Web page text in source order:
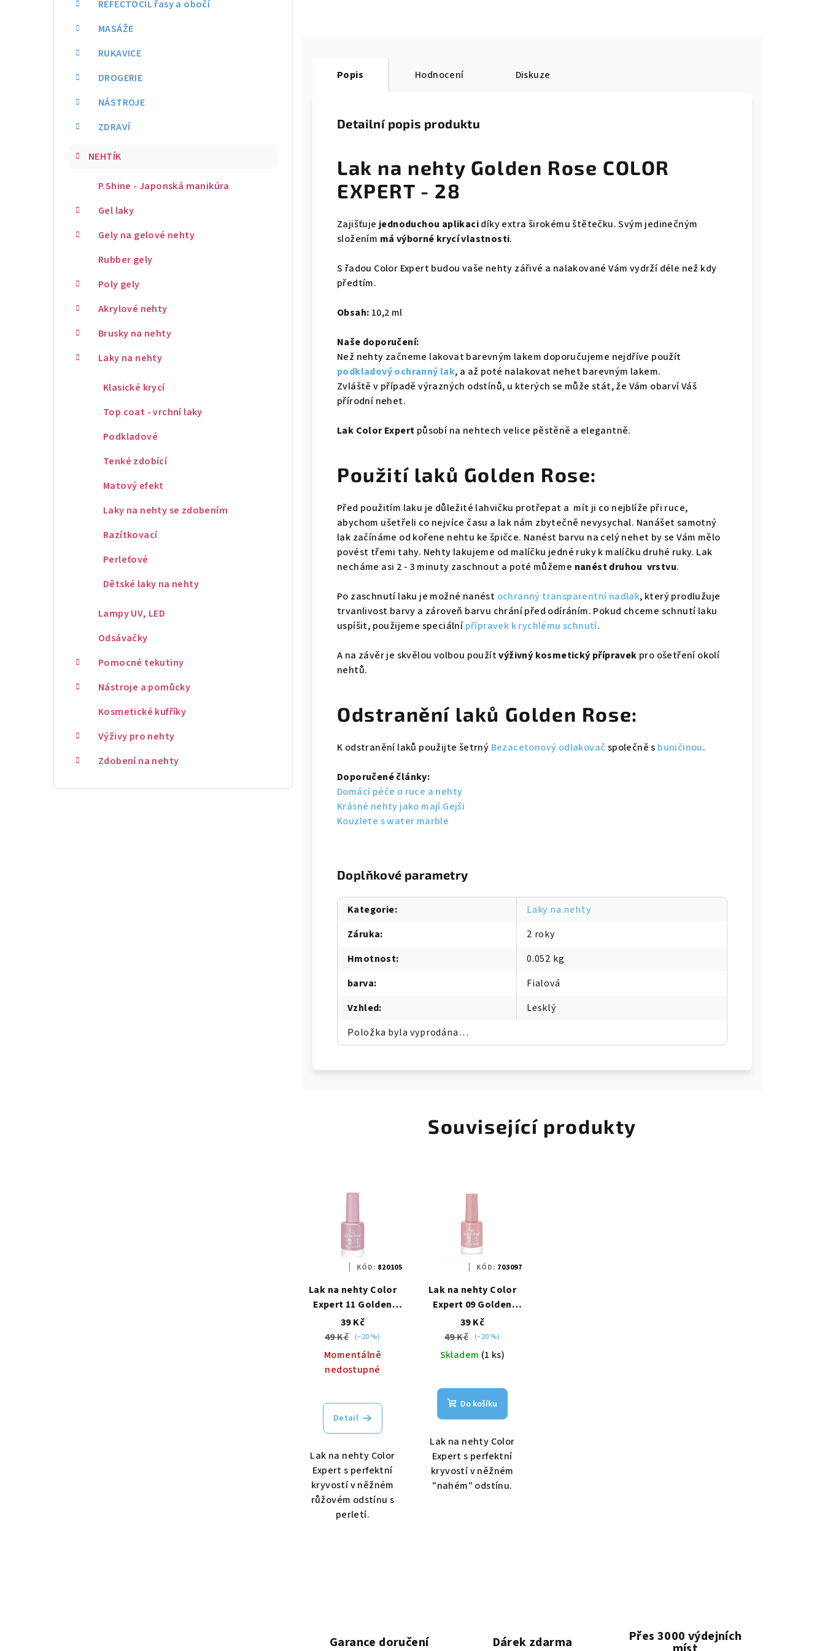
REFECTOCIL řasy a obočí
MASÁŽE
RUKAVICE
DROGERIE
NÁSTROJE
ZDRAVÍ
NEHTÍK
P.Shine - Japonská manikúra
Gel laky
Gely na gelové nehty
Rubber gely
Poly gely
Akrylové nehty
Brusky na nehty
Laky na nehty
Klasické krycí
Top coat - vrchní laky
Podkladové
Tenké zdobící
Matový efekt
Laky na nehty se zdobením
Razítkovací
Perleťové
Dětské laky na nehty
Lampy UV, LED
Odsávačky
Pomocné tekutiny
Nástroje a pomůcky
Kosmetické kufříky
Výživy pro nehty
Zdobení na nehty
Popis Hodnocení Diskuze
Detailní popis produktu
Lak na nehty Golden Rose COLOR
EXPERT - 28
Zajišťuje jednoduchou aplikacidíky extra širokému štětečku. Svým jedinečným
složením má výborné krycí vlastnosti.
S řadou Color Expert budou vaše nehty zářivé a nalakované Vám vydrží déle než kdy
předtím.
Obsah: 10,2 ml
Naše doporučení:
Než nehty začneme lakovat barevným lakem doporučujeme nejdříve použít
podkladový ochranný lak, a až poté nalakovat nehet barevným lakem.
Zvláště v případě výrazných odstínů, u kterých se může stát, že Vám obarví Váš
přírodní nehet.
Lak Color Expert působí na nehtech velice pěstěně a elegantně.
Použití laků Golden Rose:
Před použitím laku je důležité lahvičku protřepat a mít ji co nejblíže při ruce,
abychom ušetřeli co nejvíce času a lak nám zbytečně nevysychal. Nanášet samotný
lak začínáme od kořene nehtu ke špičce. Nanést barvu na celý nehet by se Vám mělo
povést třemi tahy. Nehty lakujeme od malíčku jedné ruky k malíčku druhé ruky. Lak
necháme asi 2 - 3 minuty zaschnout a poté můžeme nanést druhou vrstvu.
Po zaschnutí laku je možné nanést ochranný transparentní nadlak, který prodlužuje
trvanlivost barvy a zároveň barvu chrání před odíráním. Pokud chceme schnutí laku
uspíšit, použijeme speciálnípřípravek k rychlému schnutí.
A na závěr je skvělou volbou použítvýživný kosmetický přípravek pro ošetření okolí
nehtů.
Odstranění laků Golden Rose:
K odstranění laků použijte šetrný Bezacetonový odlakovačspolečně s buničinou.
Doporučené články:
Domácí péče o ruce a nehty
Krásné nehty jako mají Gejši
Kouzlete s water marble
Doplňkové parametry
Kategorie:
Laky na nehty
Záruka:
2 roky
Hmotnost:
0.052 kg
barva:
Fialová
Vzhled:
Lesklý
Položka byla vyprodána…
Související produkty
Lak na nehty Color
Expert 11 Golden
Rose
39 Kč
49 Kč (–20 %)
Momentálně
nedostupné
Detail
Lak na nehty Color
Expert s perfektní
kryvostí v něžném
růžovém odstínu s
perletí.
KÓD: 820105
Lak na nehty Color
Expert 09 Golden
Rose
39 Kč
49 Kč (–20 %)
Skladem (1 ks)
Do košíku
Lak na nehty Color
Expert s perfektní
kryvostí v něžném
"nahém" odstínu.
KÓD: 703097
Garance doručení Dárek zdarma Přes 3000 výdejních